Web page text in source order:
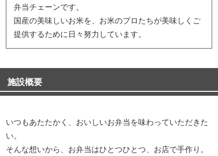
弁当チェーンです。
国産の美味しいお米を、お米のプロたちが美味しくご
提供するために日々努力しています。
施設概要
いつもあたたかく、おいしいお弁当を味わっていただきた
い。
そんな想いから、お弁当はひとつひとつ、お店で手作り。